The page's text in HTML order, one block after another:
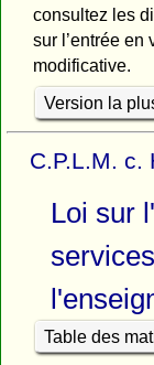
consultez les
sur l’entrée en
modificative.
Version la
C.P.L.M. c.
Loi sur
Table des